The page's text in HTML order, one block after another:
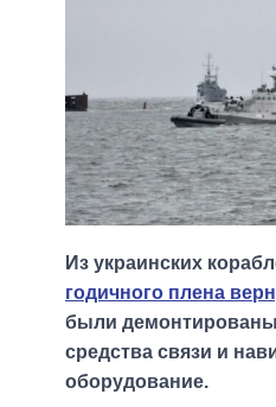
Из украинских
годичного плена
были
средства связи и
оборудование.